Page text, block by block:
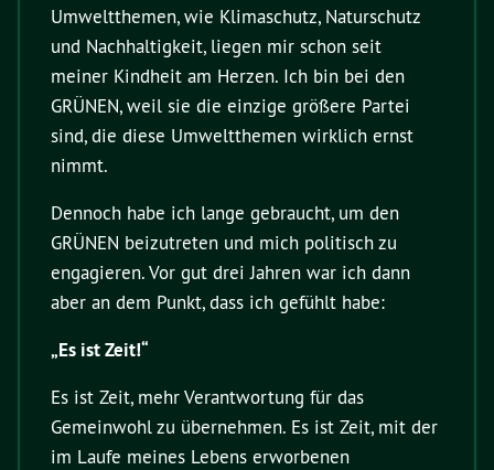
Umweltthemen, wie Klimaschutz, Naturschutz
und Nachhaltigkeit, liegen mir schon seit
meiner Kindheit am Herzen. Ich bin bei den
GRÜNEN, weil sie die einzige größere Partei
sind, die diese Umweltthemen wirklich ernst
nimmt.
Dennoch habe ich lange gebraucht, um den
GRÜNEN beizutreten und mich politisch zu
engagieren. Vor gut drei Jahren war ich dann
aber an dem Punkt, dass ich gefühlt habe:
„Es ist Zeit!“
Es ist Zeit, mehr Verantwortung für das
Gemeinwohl zu übernehmen. Es ist Zeit, mit der
im Laufe meines Lebens erworbenen